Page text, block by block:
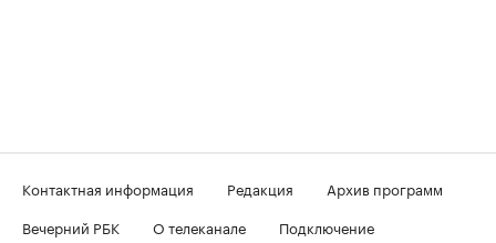
Контактная информация Редакция
Архив программ
Вечерний РБК
О телеканале
Подключение